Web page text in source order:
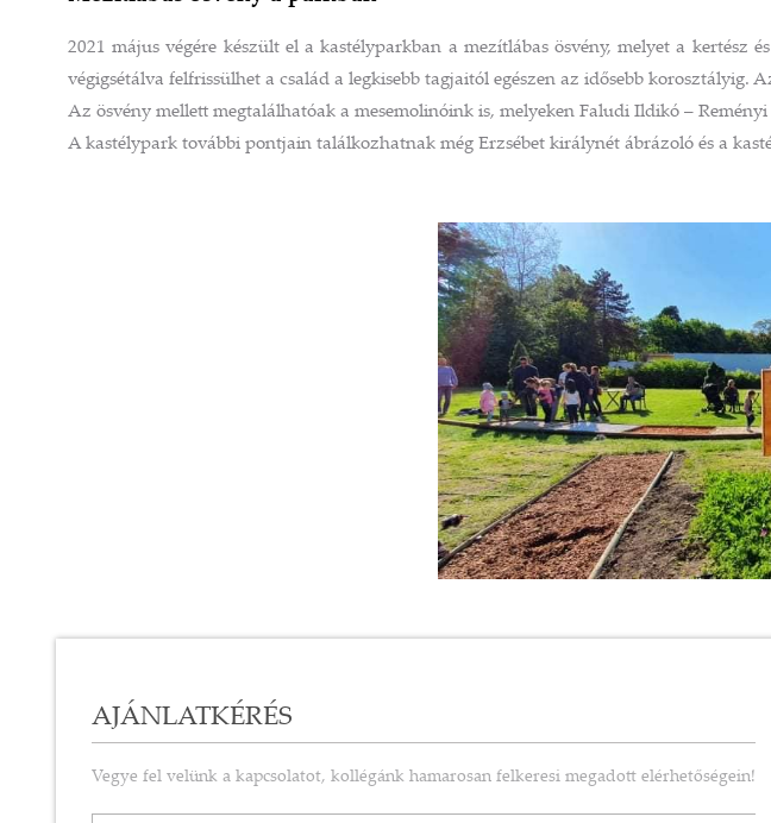
2021 május végére készült el a kastélyparkban a mezítlábas ösvény, melyet a kertész
végigsétálva felfrissülhet a család a legkisebb tagjaitól egészen az idősebb
Az ösvény mellett megtalálhatóak a mesemolinóink is, melyeken Faludi Ildikó –
A kastélypark további pontjain találkozhatnak még Erzsébet királynét ábrázoló és a
AJÁNLATKÉRÉS
Vegye fel velünk a kapcsolatot, kollégánk hamarosan felkeresi megadott elérhetőségein!